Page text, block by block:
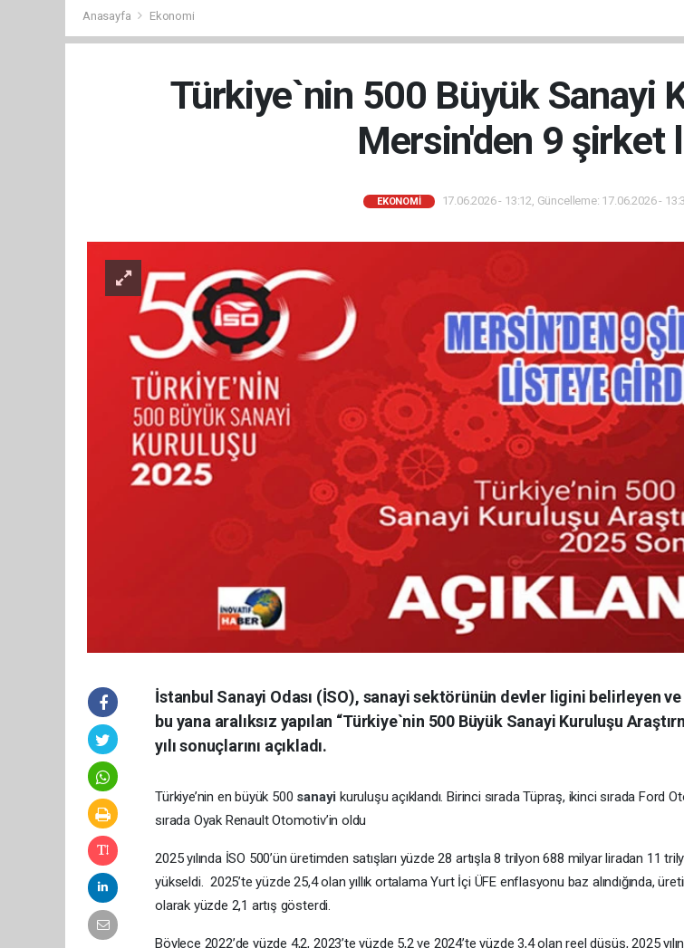
Anasayfa Ekonomi
Türkiye`nin 500 Büyük Sanayi
Mersin'den 9 şirket
EKONOMI 17.06.2026 - 13:12, Güncelleme: 17.06.2026 -
İstanbul Sanayi Odası (İSO), sanayi sektörünün devler ligini belirleyen ve
bu yana aralıksız yapılan “Türkiye`nin 500 Büyük Sanayi Kuruluşu
yılı sonuçlarını açıkladı.
Türkiye’nin en büyük 500 sanayi kuruluşu açıklandı. Birinci sırada Tüpraş, ikinci sırada Ford
sırada Oyak Renault Otomotiv’in oldu
2025 yılında İSO 500’ün üretimden satışları yüzde 28 artışla 8 trilyon 688 milyar liradan 11
yükseldi. 2025’te yüzde 25,4 olan yıllık ortalama Yurt İçi ÜFE enflasyonu baz alındığında,
olarak yüzde 2,1 artış gösterdi.
Böylece 2022’de yüzde 4,2, 2023’te yüzde 5,2 ve 2024’te yüzde 3,4 olan reel düşüş, 2025